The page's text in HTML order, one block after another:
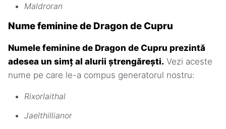
Maldroran
Nume feminine de Dragon de Cupru
Numele feminine de Dragon de Cupru prezintă
adesea un simț al alurii ștrengărești. Vezi aceste
nume pe care le-a compus generatorul nostru:
Rixorlaithal
Jaelthillianor